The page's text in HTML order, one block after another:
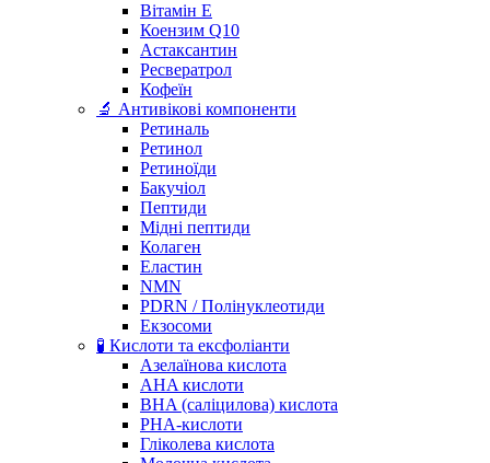
Вітамін Е
Коензим Q10
Астаксантин
Ресвератрол
Кофеїн
🔬 Антивікові компоненти
Ретиналь
Ретинол
Ретиноїди
Бакучіол
Пептиди
Мідні пептиди
Колаген
Еластин
NMN
PDRN / Полінуклеотиди
Екзосоми
🧪 Кислоти та ексфоліанти
Азелаїнова кислота
AHA кислоти
BHA (саліцилова) кислота
PHA-кислоти
Гліколева кислота